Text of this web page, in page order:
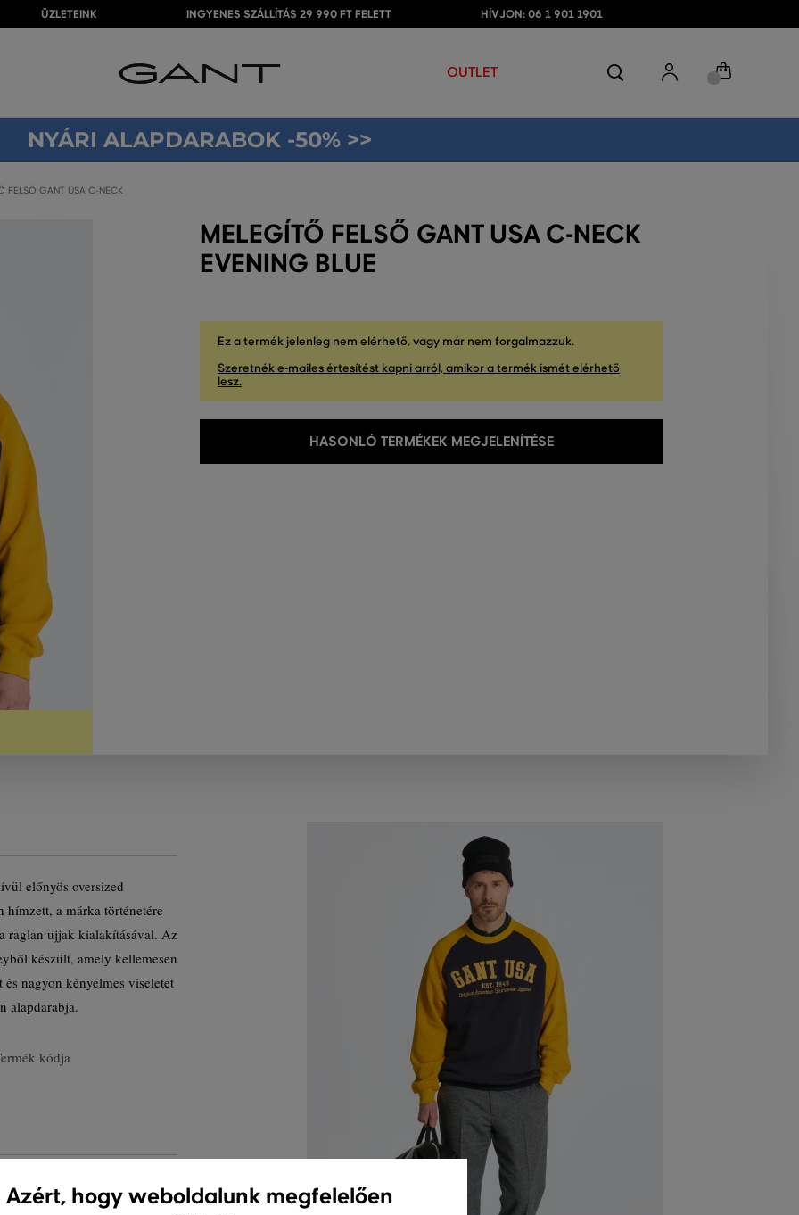
ÜZLETEINK INGYENES SZÁLLÍTÁS 29 990 FT FELETT HÍVJON: 06 1 901 1901
OUTLET
NYÁRI ALAPDARABOK -50% >>
FELSŐ GANT USA C-NECK
MELEGÍTŐ FELSŐ GANT USA C-NECK
EVENING BLUE
Ez a termék jelenleg nem elérhető, vagy már nem forgalmazzuk.
Szeretnék e-mailes értesítést kapni arról, amikor a termék ismét elérhető
lesz.
HASONLÓ TERMÉKEK MEGJELENÍTÉSE
előnyös oversized
hímzett, a márka történetére
raglan ujjak kialakításával. Az
készült, amely kellemesen
nagyon kényelmes viseletet
alapdarabja.
kódja
Azért, hogy weboldalunk megfelelően